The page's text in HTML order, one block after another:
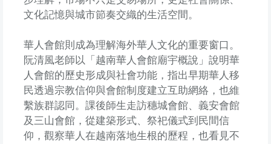
文化記憶與城市節奏交織的生活空間。
華人會館則成為理解海外華人文化的重要窗口。
阮清風老師以「越南華人會館廟宇概說」說明華
人會館的歷史形成與社會功能，指出早期華人移
民透過宗教信仰與會館制度建立互助網絡，也維
繫族群認同。課後師生走訪穗城會館、義安會館
及三山會館，從建築形式、祭祀儀式到民間信
仰，觀察華人在越南落地生根的歷程，也看見不